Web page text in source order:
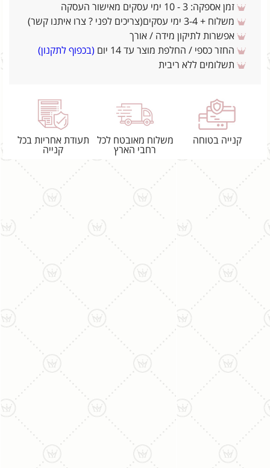
זמן אספקה: 3 - 10 ימי עסקים מאישור העסקה
משלוח + 3-4 ימי עסקים(צריכים לפני ? צרו איתנו קשר)
אפשרות לתיקון מידה / אורך
החזר כספי / החלפת מוצר עד 14 יום
(בכפוף לתקנון)
תשלומים ללא ריבית
קנייה בטוחה
משלוח מאובטח לכל
רחבי הארץ
תעודת אחריות בכל
קנייה